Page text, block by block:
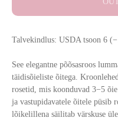
Talvekindlus: USDA tsoon 6
See elegantne põõsasroos
täidisõieliste õitega.
rosetid, mis koonduvad 3−5
ja vastupidavatele õitele püsib
lõikelillena säilitab värskuse